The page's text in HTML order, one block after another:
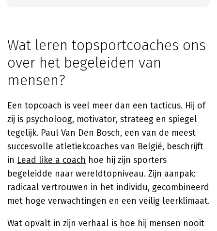
Wat leren topsportcoaches ons
over het begeleiden van
mensen?
Een topcoach is veel meer dan een tacticus. Hij of
zij is psycholoog, motivator, strateeg en spiegel
tegelijk. Paul Van Den Bosch, een van de meest
succesvolle atletiekcoaches van België, beschrijft
in Lead like a coach hoe hij zijn sporters
begeleidde naar wereldtopniveau. Zijn aanpak:
radicaal vertrouwen in het individu, gecombineerd
met hoge verwachtingen en een veilig leerklimaat.
Wat opvalt in zijn verhaal is hoe hij mensen nooit